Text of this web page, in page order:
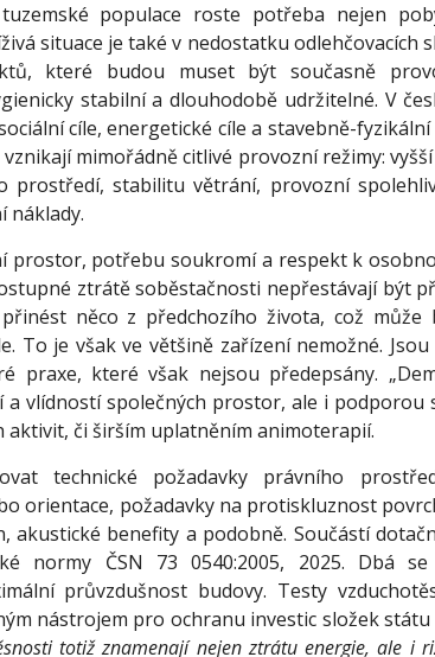
populace roste potřeba nejen
situace je také v nedostatku odlehčovacích
které budou muset být současně
stabilní a dlouhodobě udržitelné. V
cíle, energetické cíle a stavebně-
mimořádně citlivé provozní režimy:
stabilitu větrání, provozní
náklady.
prostor, potřebu soukromí a respekt k
ztrátě soběstačnosti nepřestávají být
něco z předchozího života, což může
To je však ve většině zařízení nemožné.
praxe, které však nejsou předepsány.
vlídností společných prostor, ale i podporou
aktivit, či širším uplatněním animoterapií.
technické požadavky právního
orientace, požadavky na protiskluznost
akustické benefity a podobně. Součástí
normy ČSN 73 0540:2005, 2025. Dbá
průvzdušnost budovy. Testy
nástrojem pro ochranu investic složek státu
totiž znamenají nejen ztrátu energie, ale i